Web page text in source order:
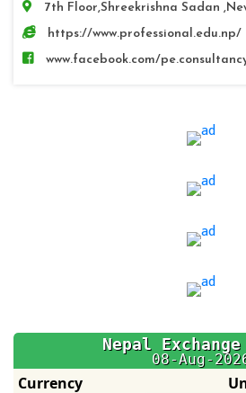
7th Floor,Shreekrishna Sadan
https://www.professional.edu.np/
www.facebook.com/